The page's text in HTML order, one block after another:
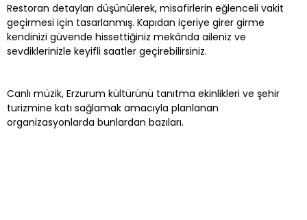
Restoran detayları düşünülerek, misafirlerin eğlenceli vakit
geçirmesi için tasarlanmış. Kapıdan içeriye girer girme
kendinizi güvende hissettiğiniz mekânda aileniz ve
sevdiklerinizle keyifli saatler geçirebilirsiniz.
Canlı müzik, Erzurum kültürünü tanıtma ekinlikleri ve şehir
turizmine katı sağlamak amacıyla planlanan
organizasyonlarda bunlardan bazıları.